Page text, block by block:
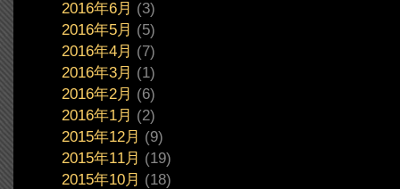
2016年6月 (3)
2016年5月 (5)
2016年4月 (7)
2016年3月 (1)
2016年2月 (6)
2016年1月 (2)
2015年12月 (9)
2015年11月 (19)
2015年10月 (18)